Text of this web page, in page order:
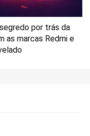
por trás da
as marcas Redmi e